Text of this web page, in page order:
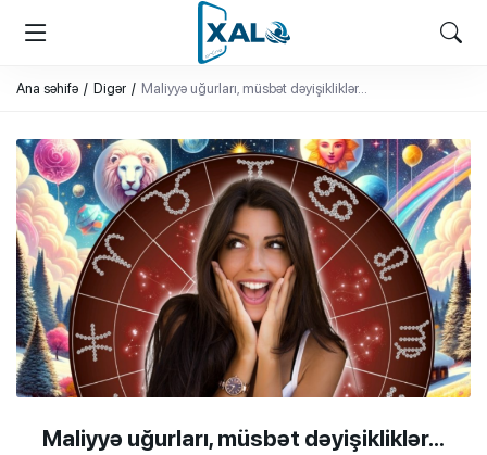
XALQ.ONLINE
ONLAYN PLATFORMA
Ana səhifə Digər Maliyyə uğurları, müsbət dəyişikliklər…
Maliyyə uğurları, müsbət dəyişikliklər…